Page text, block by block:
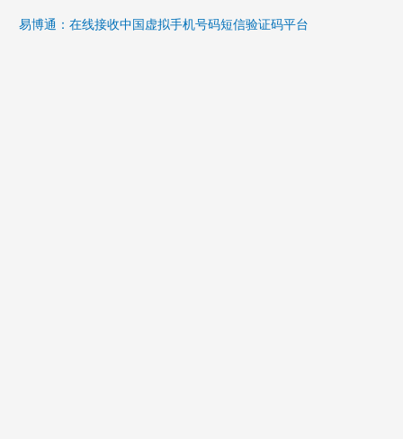
易博通：在线接收中国虚拟手机号码短信验证码平台